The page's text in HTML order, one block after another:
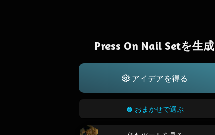
Press On Nail Setを生成
アイデアを得る
おまかせで選ぶ